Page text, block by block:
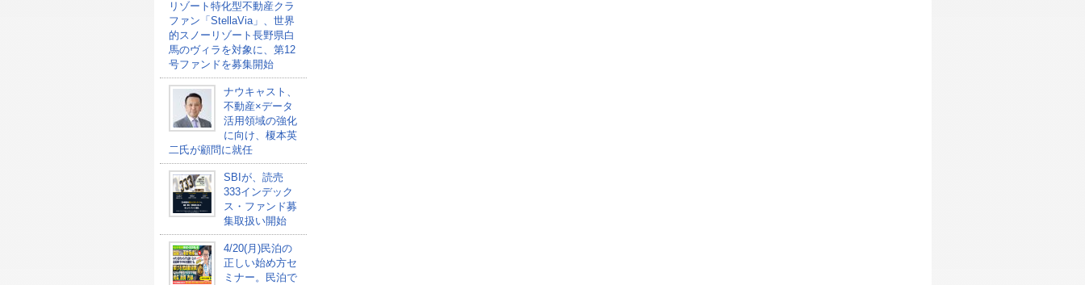
リゾート特化型不動産クラ
ファン「StellaVia」、世界
的スノーリゾート長野県白
馬のヴィラを対象に、第12
号ファンドを募集開始
ナウキャスト、
不動産×データ
活用領域の強化
に向け、榎本英
二氏が顧問に就任
SBIが、読売
333インデック
ス・ファンド募
集取扱い開始
4/20(月)民泊の
正しい始め方セ
ミナー。民泊で